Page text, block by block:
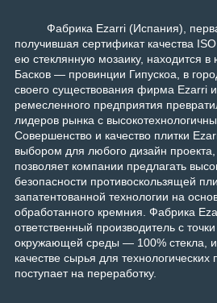
Фабрика Ezarri (Испания),
получившая сертификат качества
ею стеклянную мозаику, находится
Басков — провинции Гипускоа, в
своего существования фирма Ezarri
ремесленного предприятия
лидеров рынка с
Совершенство и качество плитки
выбором для любого дизайн
позволяет компании предлагать
безопасности противоскользящей
запатентованной технологии на
обработанного кремния. Фабрика
ответственный производитель с
окружающей среды — 100% стекла,
качестве сырья для технологических
поступает на переработку.